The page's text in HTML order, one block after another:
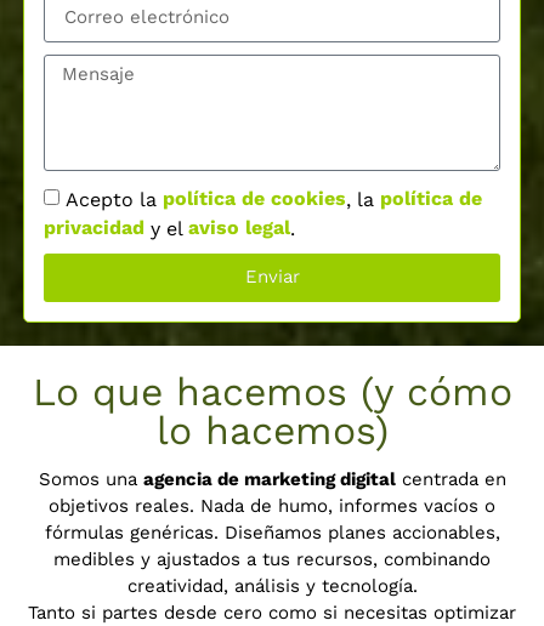
Acepto la política de cookies, la política de
privacidad y el aviso legal.
Enviar
Lo que hacemos (y cómo
lo hacemos)
Somos una agencia de marketing digitalcentrada en
objetivos reales. Nada de humo, informes vacíos o
fórmulas genéricas. Diseñamos planes accionables,
medibles y ajustados a tus recursos, combinando
creatividad, análisis y tecnología.
Tanto si partes desde cero como si necesitas optimizar